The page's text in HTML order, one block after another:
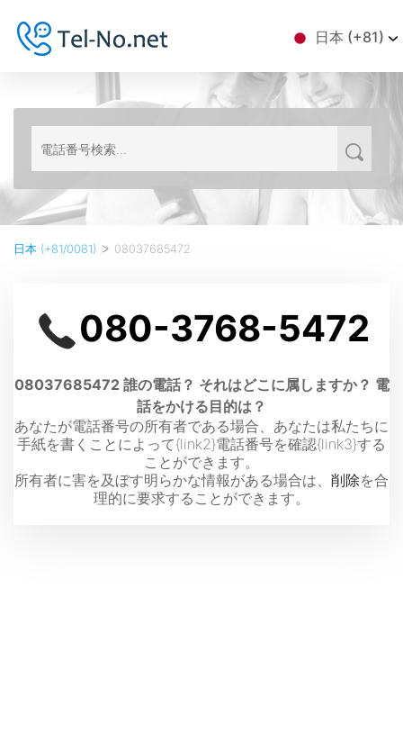
日本 (+81)
日本 (+81/0081) > 08037685472
080-3768-5472
08037685472 誰の電話？ それはどこに属しますか？ 電
話をかける目的は？
あなたが電話番号の所有者である場合、あなたは私たちに
手紙を書くことによって{link2}電話番号を確認{link3}する
ことができます。
所有者に害を及ぼす明らかな情報がある場合は、 削除を合
理的に要求することができます。